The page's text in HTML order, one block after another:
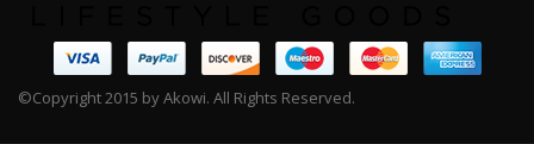
©Copyright 2015 by Akowi. All Rights Reserved.